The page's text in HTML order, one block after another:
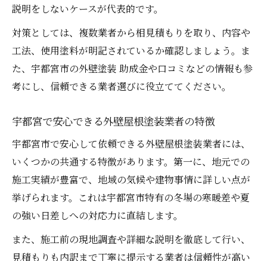
説明をしないケースが代表的です。
対策としては、複数業者から相見積もりを取り、内容や
工法、使用塗料が明記されているか確認しましょう。ま
た、宇都宮市の外壁塗装 助成金や口コミなどの情報も参
考にし、信頼できる業者選びに役立ててください。
宇都宮で安心できる外壁屋根塗装業者の特徴
宇都宮市で安心して依頼できる外壁屋根塗装業者には、
いくつかの共通する特徴があります。第一に、地元での
施工実績が豊富で、地域の気候や建物事情に詳しい点が
挙げられます。これは宇都宮市特有の冬場の寒暖差や夏
の強い日差しへの対応力に直結します。
また、施工前の現地調査や詳細な説明を徹底して行い、
見積もりも内訳まで丁寧に提示する業者は信頼性が高い